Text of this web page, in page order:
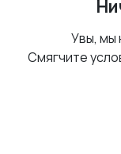
Увы, мы
Смягчите